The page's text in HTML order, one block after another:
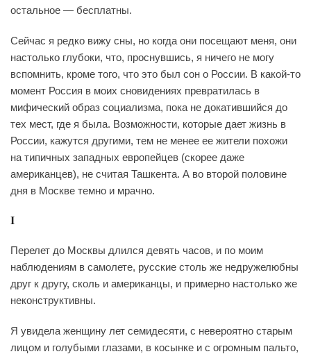
остальное — бесплатны.
Сейчас я редко вижу сны, но когда они посещают меня, они
настолько глубоки, что, проснувшись, я ничего не могу
вспомнить, кроме того, что это был сон о России. В какой-то
момент Россия в моих сновидениях превратилась в
мифический образ социализма, пока не докатившийся до
тех мест, где я была. Возможности, которые дает жизнь в
России, кажутся другими, тем не менее ее жители похожи
на типичных западных европейцев (скорее даже
американцев), не считая Ташкента. А во второй половине
дня в Москве темно и мрачно.
I
Перелет до Москвы длился девять часов, и по моим
наблюдениям в самолете, русские столь же недружелюбны
друг к другу, сколь и американцы, и примерно настолько же
неконструктивны.
Я увидела женщину лет семидесяти, с невероятно старым
лицом и голубыми глазами, в косынке и с огромным пальто,